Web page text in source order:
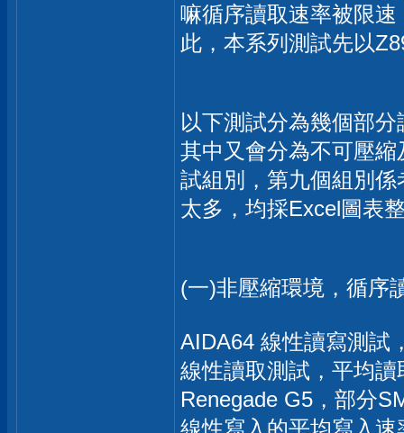
嘛循序讀取速率被限
此，本系列測試先以
以下測試分為幾個部
其中又會分為不可壓
試組別，第九個組別
太多，均採Excel圖表
(一)非壓縮環境，循序
AIDA64 線性讀寫測試
線性讀取測試，平均
Renegade G5，部分
線性寫入的平均寫入